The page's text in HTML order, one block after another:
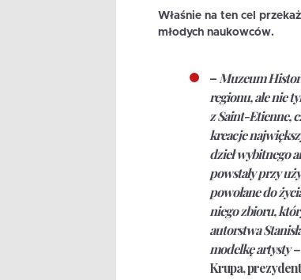
Właśnie na ten cel
młodych naukowców.
– Muzeum
regionu, ale nie
z Saint-Etienne,
kreacje
dzieł wybitnego
powstały przy
powołane do
niego zbioru,
autorstwa
modelkę artysty
Krupa,